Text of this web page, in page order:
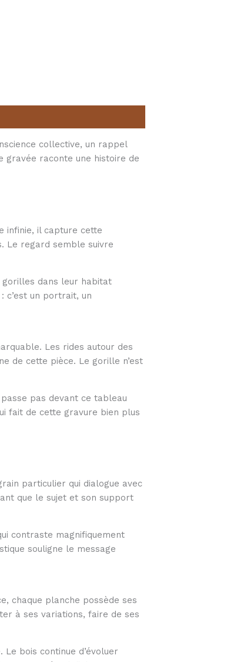
collective, un rappel
gravée raconte une histoire de
infinie, il capture cette
Le regard semble suivre
gorilles dans leur habitat
c’est un portrait, un
Les rides autour des
de cette pièce. Le gorille n’est
pas devant ce tableau
fait de cette gravure bien plus
particulier qui dialogue avec
que le sujet et son support
contraste magnifiquement
souligne le message
chaque planche possède ses
à ses variations, faire de ses
bois continue d’évoluer